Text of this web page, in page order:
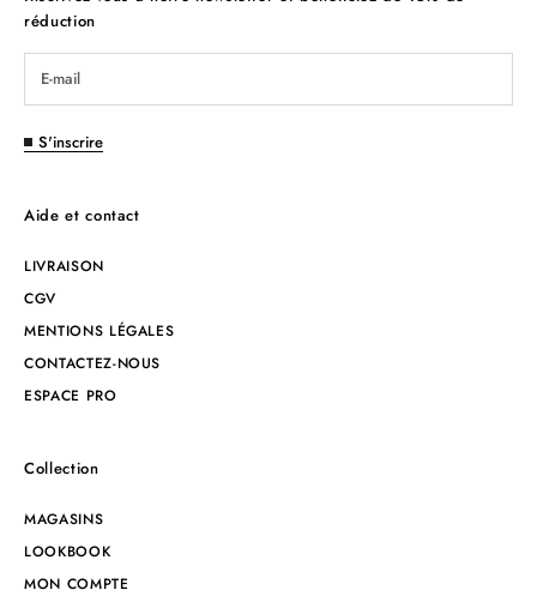
réduction
S'inscrire
Aide et contact
LIVRAISON
CGV
MENTIONS LÉGALES
CONTACTEZ-NOUS
ESPACE PRO
Collection
MAGASINS
LOOKBOOK
MON COMPTE